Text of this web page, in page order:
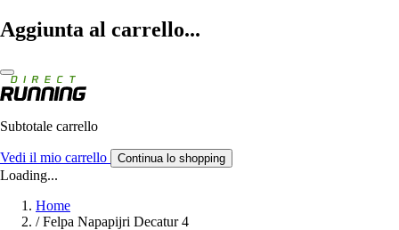
Aggiunta al carrello...
Subtotale carrello
Vedi il mio carrello Continua lo shopping
Loading...
Home
/ Felpa Napapijri Decatur 4